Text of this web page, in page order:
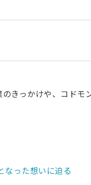
きっかけや、コドモ
なった想いに迫る